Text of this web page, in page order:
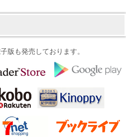
版も発売しております。